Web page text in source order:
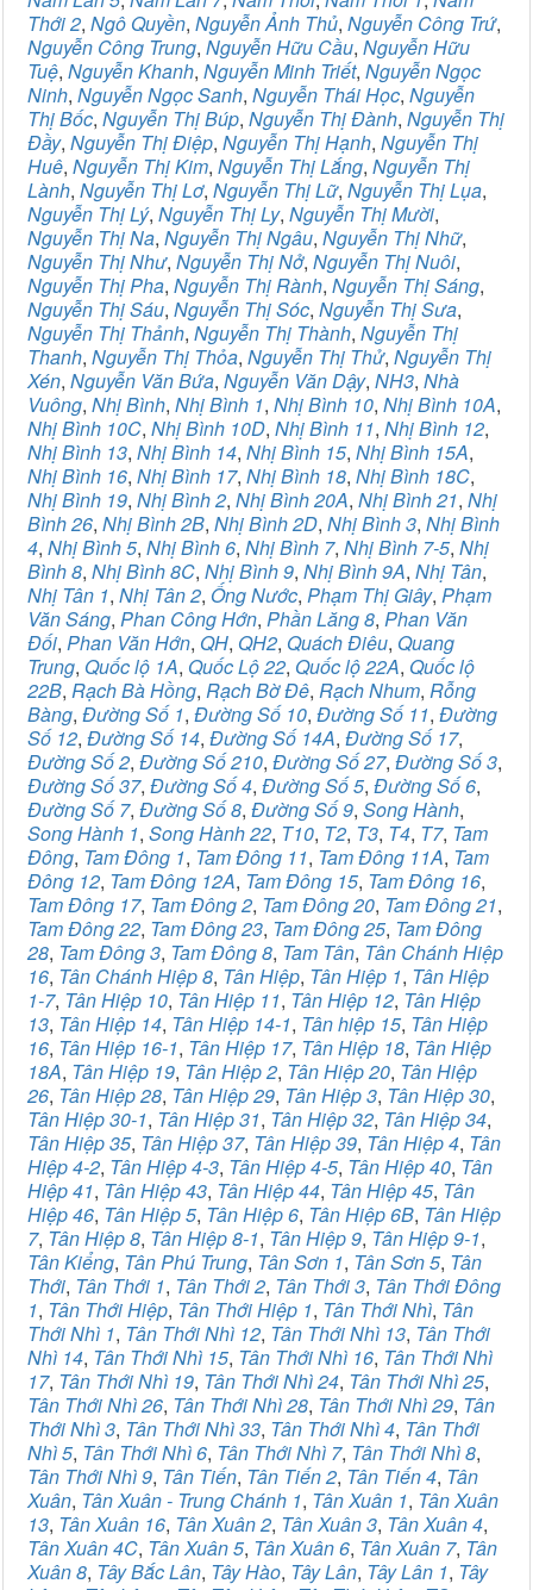
Thới 2, Ngô Quyền, Nguyễn Ảnh Thủ, Nguyễn Công Trứ,
Nguyễn Công Trung, Nguyễn Hữu Cầu, Nguyễn Hữu
Tuệ, Nguyễn Khanh, Nguyễn Minh Triết, Nguyễn Ngọc
Ninh, Nguyễn Ngọc Sanh, Nguyễn Thái Học, Nguyễn
Thị Bốc, Nguyễn Thị Búp, Nguyễn Thị Đành, Nguyễn Thị
Đầy, Nguyễn Thị Điệp, Nguyễn Thị Hạnh, Nguyễn Thị
Huê, Nguyễn Thị Kim, Nguyễn Thị Lắng, Nguyễn Thị
Lành, Nguyễn Thị Lơ, Nguyễn Thị Lữ, Nguyễn Thị Lụa,
Nguyễn Thị Lý, Nguyễn Thị Ly, Nguyễn Thị Mười,
Nguyễn Thị Na, Nguyễn Thị Ngâu, Nguyễn Thị Nhữ,
Nguyễn Thị Như, Nguyễn Thị Nở, Nguyễn Thị Nuôi,
Nguyễn Thị Pha, Nguyễn Thị Rành, Nguyễn Thị Sáng,
Nguyễn Thị Sáu, Nguyễn Thị Sóc, Nguyễn Thị Sưa,
Nguyễn Thị Thảnh, Nguyễn Thị Thành, Nguyễn Thị
Thanh, Nguyễn Thị Thỏa, Nguyễn Thị Thử, Nguyễn Thị
Xén, Nguyễn Văn Bứa, Nguyễn Văn Dậy, NH3, Nhà
Vuông, Nhị Bình, Nhị Bình 1, Nhị Bình 10, Nhị Bình 10A,
Nhị Bình 10C, Nhị Bình 10D, Nhị Bình 11, Nhị Bình 12,
Nhị Bình 13, Nhị Bình 14, Nhị Bình 15, Nhị Bình 15A,
Nhị Bình 16, Nhị Bình 17, Nhị Bình 18, Nhị Bình 18C,
Nhị Bình 19, Nhị Bình 2, Nhị Bình 20A, Nhị Bình 21, Nhị
Bình 26, Nhị Bình 2B, Nhị Bình 2D, Nhị Bình 3, Nhị Bình
4, Nhị Bình 5, Nhị Bình 6, Nhị Bình 7, Nhị Bình 7-5, Nhị
Bình 8, Nhị Bình 8C, Nhị Bình 9, Nhị Bình 9A, Nhị Tân,
Nhị Tân 1, Nhị Tân 2, Ống Nước, Phạm Thị Giây, Phạm
Văn Sáng, Phan Công Hớn, Phần Lăng 8, Phan Văn
Đối, Phan Văn Hớn, QH, QH2, Quách Điêu, Quang
Trung, Quốc lộ 1A, Quốc Lộ 22, Quốc lộ 22A, Quốc lộ
22B, Rạch Bà Hồng, Rạch Bờ Đê, Rạch Nhum, Rỗng
Bàng, Đường Số 1, Đường Số 10, Đường Số 11, Đường
Số 12, Đường Số 14, Đường Số 14A, Đường Số 17,
Đường Số 2, Đường Số 210, Đường Số 27, Đường Số 3,
Đường Số 37, Đường Số 4, Đường Số 5, Đường Số 6,
Đường Số 7, Đường Số 8, Đường Số 9, Song Hành,
Song Hành 1, Song Hành 22, T10, T2, T3, T4, T7, Tam
Đông, Tam Đông 1, Tam Đông 11, Tam Đông 11A, Tam
Đông 12, Tam Đông 12A, Tam Đông 15, Tam Đông 16,
Tam Đông 17, Tam Đông 2, Tam Đông 20, Tam Đông 21,
Tam Đông 22, Tam Đông 23, Tam Đông 25, Tam Đông
28, Tam Đông 3, Tam Đông 8, Tam Tân, Tân Chánh Hiệp
16, Tân Chánh Hiệp 8, Tân Hiệp, Tân Hiệp 1, Tân Hiệp
1-7, Tân Hiệp 10, Tân Hiệp 11, Tân Hiệp 12, Tân Hiệp
13, Tân Hiệp 14, Tân Hiệp 14-1, Tân hiệp 15, Tân Hiệp
16, Tân Hiệp 16-1, Tân Hiệp 17, Tân Hiệp 18, Tân Hiệp
18A, Tân Hiệp 19, Tân Hiệp 2, Tân Hiệp 20, Tân Hiệp
26, Tân Hiệp 28, Tân Hiệp 29, Tân Hiệp 3, Tân Hiệp 30,
Tân Hiệp 30-1, Tân Hiệp 31, Tân Hiệp 32, Tân Hiệp 34,
Tân Hiệp 35, Tân Hiệp 37, Tân Hiệp 39, Tân Hiệp 4, Tân
Hiệp 4-2, Tân Hiệp 4-3, Tân Hiệp 4-5, Tân Hiệp 40, Tân
Hiệp 41, Tân Hiệp 43, Tân Hiệp 44, Tân Hiệp 45, Tân
Hiệp 46, Tân Hiệp 5, Tân Hiệp 6, Tân Hiệp 6B, Tân Hiệp
7, Tân Hiệp 8, Tân Hiệp 8-1, Tân Hiệp 9, Tân Hiệp 9-1,
Tân Kiểng, Tân Phú Trung, Tân Sơn 1, Tân Sơn 5, Tân
Thới, Tân Thới 1, Tân Thới 2, Tân Thới 3, Tân Thới Đông
1, Tân Thới Hiệp, Tân Thới Hiệp 1, Tân Thới Nhì, Tân
Thới Nhì 1, Tân Thới Nhì 12, Tân Thới Nhì 13, Tân Thới
Nhì 14, Tân Thới Nhì 15, Tân Thới Nhì 16, Tân Thới Nhì
17, Tân Thới Nhì 19, Tân Thới Nhì 24, Tân Thới Nhì 25,
Tân Thới Nhì 26, Tân Thới Nhì 28, Tân Thới Nhì 29, Tân
Thới Nhì 3, Tân Thới Nhì 33, Tân Thới Nhì 4, Tân Thới
Nhì 5, Tân Thới Nhì 6, Tân Thới Nhì 7, Tân Thới Nhì 8,
Tân Thới Nhì 9, Tân Tiến, Tân Tiến 2, Tân Tiến 4, Tân
Xuân, Tân Xuân - Trung Chánh 1, Tân Xuân 1, Tân Xuân
13, Tân Xuân 16, Tân Xuân 2, Tân Xuân 3, Tân Xuân 4,
Tân Xuân 4C, Tân Xuân 5, Tân Xuân 6, Tân Xuân 7, Tân
Xuân 8, Tây Bắc Lân, Tây Hào, Tây Lân, Tây Lân 1, Tây